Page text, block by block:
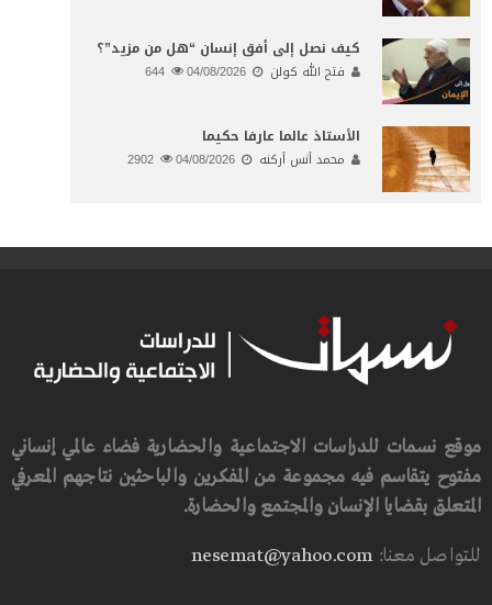
كيف نصل إلى أفق إنسان “هل من مزيد”؟
فتح الله كولن 04/08/2026
الأستاذ عالما عارفا حكيما
محمد أنس أركنه 04/08/2026
موقع نسمات للدراسات الاجتماعية والحضارية فضاء عالمي إنساني
مفتوح يتقاسم فيه مجموعة من المفكرين والباحثين نتاجهم المعرفي
المتعلق بقضايا الإنسان والمجتمع والحضارة.
للتواصل معنا:nesemat@yahoo.com